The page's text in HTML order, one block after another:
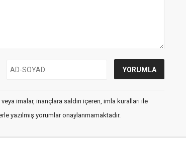
imalar, inançlara saldırı içeren, imla kuralları ile
yazılmış yorumlar onaylanmamaktadır.